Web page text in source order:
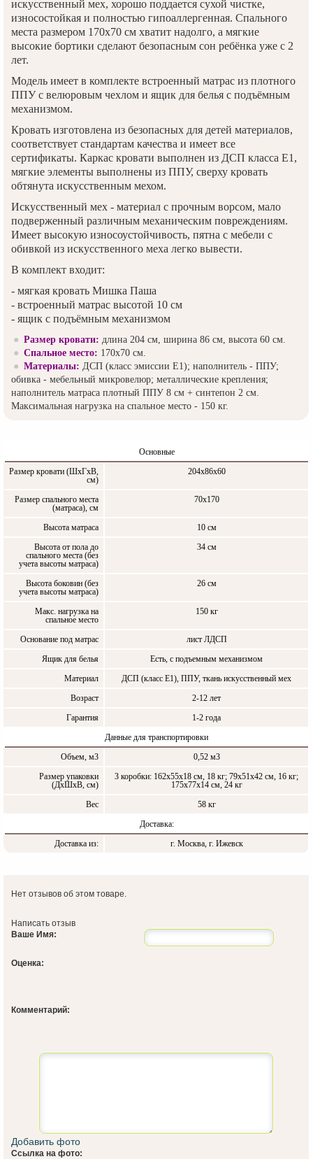
искусственный мех, хорошо поддается сухой чистке,
износостойкая и полностью гипоаллергенная. Спального
места размером 170x70 см хватит надолго, а мягкие
высокие бортики сделают безопасным сон ребёнка уже с 2
лет.
Модель имеет в комплекте встроенный матрас из плотного
ППУ с велюровым чехлом и ящик для белья с подъёмным
механизмом.
Кровать изготовлена из безопасных для детей материалов,
соответствует стандартам качества и имеет все
сертификаты. Каркас кровати выполнен из ДСП класса Е1,
мягкие элементы выполнены из ППУ, сверху кровать
обтянута искусственным мехом.
Искусственный мех - материал с прочным ворсом, мало
подверженный различным механическим повреждениям.
Имеет высокую износоустойчивость, пятна с мебели с
обивкой из искусственного меха легко вывести.
В комплект входит:
- мягкая кровать Мишка Паша
- встроенный матрас высотой 10 см
- ящик с подъёмным механизмом
Размер кровати: длина 204 см, ширина 86 см, высота 60 см.
Спальное место: 170х70 см.
Материалы: ДСП (класс эмиссии Е1); наполнитель - ППУ;
обивка - мебельный микровелюр; металлические крепления;
наполнитель матраса плотный ППУ 8 см + синтепон 2 см.
Максимальная нагрузка на спальное место - 150 кг.
Основные
Размер кровати (ШxГxВ,
см)
204x86x60
Размер спального места
(матраса), см
70х170
Высота матраса
10 см
Высота от пола до
спального места (без
учета высоты матраса)
34 см
Высота боковин (без
учета высоты матраса)
26 см
Макс. нагрузка на
спальное место
150 кг
Основание под матрас
лист ЛДСП
Ящик для белья
Есть, с подъемным механизмом
Материал
ДСП (класс Е1), ППУ, ткань искусственный мех
Возраст
2-12 лет
Гарантия
1-2 года
Данные для транспортировки
Объем, м3
0,52 м3
Размер упаковки
(ДxШxВ, см)
3 коробки: 162х55х18 см, 18 кг; 79х51х42 см, 16 кг;
175х77х14 см, 24 кг
Вес
58 кг
Доставка:
Доставка из:
г. Москва, г. Ижевск
Нет отзывов об этом товаре.
Написать отзыв
Ваше Имя:
Оценка:
Комментарий:
Добавить фото
Ссылка на фото: